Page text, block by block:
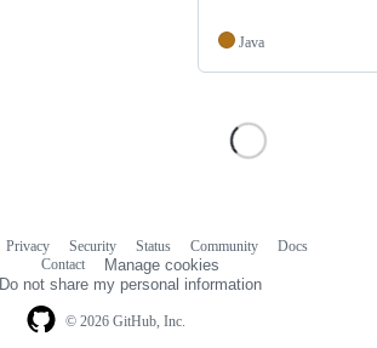
Java
© 2026 GitHub, Inc.
Privacy Security Status Community
Docs
Contact
Manage cookies
Do not share my personal information